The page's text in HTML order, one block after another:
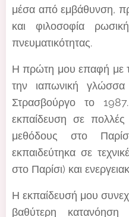
μέσα από εμβάθυνση,
και φιλοσοφία
πνευματικότητας.
Η πρώτη μου επαφή με
την ιαπωνική
Στρασβούργο το
εκπαίδευση σε πολλές
μεθόδους στο
εκπαιδεύτηκα σε
στο Παρίσι) και
Η εκπαίδευσή μου
βαθύτερη